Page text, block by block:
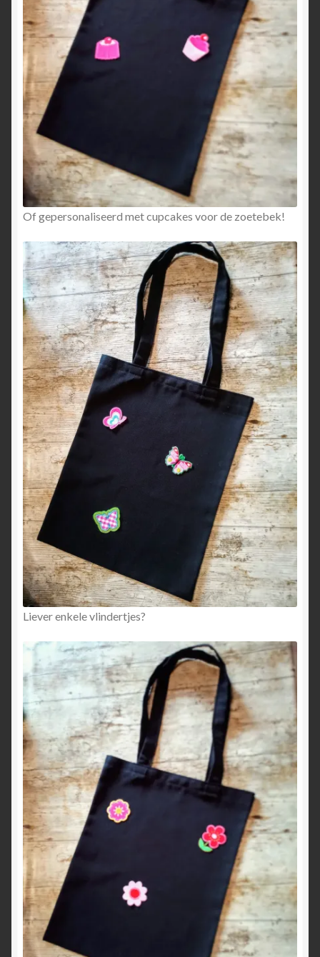
Of gepersonaliseerd met cupcakes voor de zoetebek!
Liever enkele vlindertjes?